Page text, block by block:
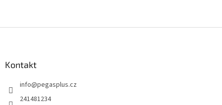
Kontakt
info@pegasplus.cz
241481234